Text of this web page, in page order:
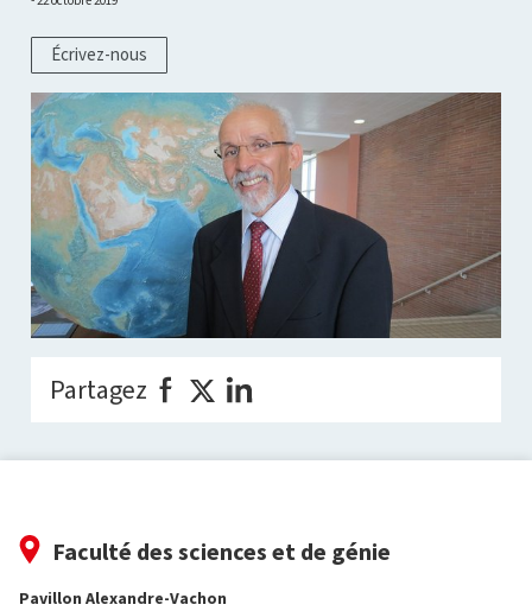
Écrivez-nous
Partagez
Faculté des sciences et de génie
Pavillon Alexandre-Vachon